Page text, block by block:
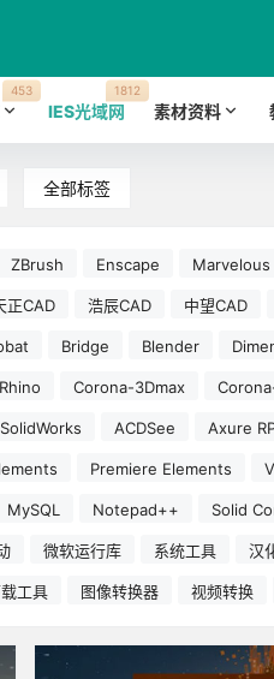
453
IES光域网
1812
素材资料
全部标签
ZBrush Enscape Marvelous
正CAD 浩辰CAD 中望CAD
Bridge Blender
Corona-3Dmax
SolidWorks ACDSee Axure
Premiere Elements
MySQL Notepad++ Solid
微软运行库 系统工具 汉
工具 图像转换器 视频转换